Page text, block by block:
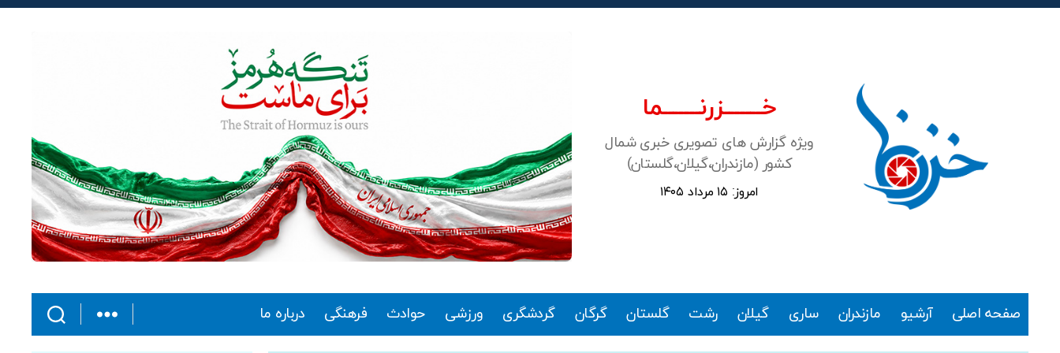
خـــــــزرنـــــــما
ویژه گزارش های تصویری خبری شمال
کشور (مازندران،گیلان،گلستان)
امروز: ۱۵ مرداد ۱۴۰۵
صفحه اصلی آرشیو مازندران ساری گیلان رشت گلستان گرگان گردشگری ورزشی حوادث فرهنگی درباره ما